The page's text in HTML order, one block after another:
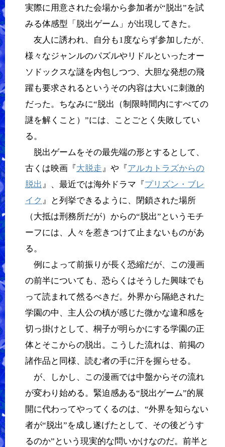
実際に用意された会場から参加者が“脱出”を試
みる体感型「脱出ゲーム」が出現してきた。
友人に誘われ、自分も1度ならず参加したが、
様々なジャンルのパズルやリドルといったオー
ソドックスな謎を内包しつつ、大胆な発想の飛
躍も要求されるというその内容は大いに刺激的
だった。ちなみに“脱出（制限時間内にすべての
謎を解くこと）”には、ことごとく失敗してい
る。
脱出ゲームをその最先端の形とするとして、
古くは映画『大脱走』や『アルカトラズからの
脱出 』、最近では海外ドラマ『プリズン・ブレ
イク 』と列挙できるように、閉鎖された場所
（大抵は刑務所だが）からの“脱出”というモチ
ーフには、人々を惹きつけて止まないものがあ
る。
例によって前振りが長く恐縮だが、この漫画
の前半についても、恐らくはそうした興味でも
って読まれて然るべきだ。外界から隔絶された
学園の中、主人公の槙が感じた微かな違和感を
切っ掛けとして、桐子が明らかにする学園の正
体とそこからの脱出。こうした流れは、前掲の
諸作品と同様、読む者の手に汗を握らせる。
が、しかし、この漫画では中盤からその流れ
が変わり始める。緊迫感ある“脱出ゲーム”的展
開に代わってやってくるのは、“外界を知らない
者が“脱出”を成し遂げたとして、その後どうす
るのか”という現実的な問いかけなのだ。前半と